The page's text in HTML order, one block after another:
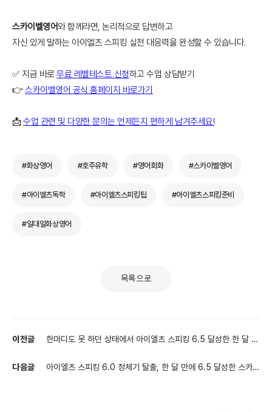
스카이벨영어와 함께라면, 논리적으로 답변하고
자신 있게 말하는 아이엘츠 스피킹 실전 대응력을 완성할 수 있습니다.
✅ 지금 바로무료 레벨테스트 신청하고 수업 상담받기
👉스카이벨영어 공식 홈페이지 바로가기
📩수업 관련 및 다양한 문의는 언제든지 편하게 남겨주세요!
#화상영어 #호주유학 #영어회화 #스카이벨영어
#아이엘츠독학 #아이엘츠스피킹팁 #아이엘츠스피킹준비
#일대일화상영어
목록으로
이전글
한마디도 못 하던 상태에서 아이엘츠 스피킹 6.5 달성한 한 달 준
다음글
아이엘츠 스피킹 6.0 정체기 탈출, 한 달 만에 6.5 달성한 스카이